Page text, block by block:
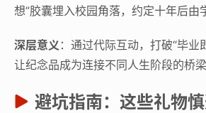
想”胶囊埋入校园角落，约定十年后由
深层意义 ：通过代际互动，打破“毕业
让纪念品成为连接不同人生阶段的桥梁
避坑指南：这些礼物慎